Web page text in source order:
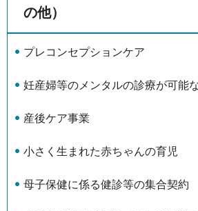
の他）
プレコンセプションケア
妊産婦等のメンタルの診療が可能
産後ケア事業
小さく生まれた赤ちゃんの育児
母子保健に係る健診等の集合契約